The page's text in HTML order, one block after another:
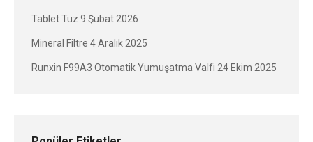
Tablet Tuz 9 Şubat 2026
Mineral Filtre 4 Aralık 2025
Runxin F99A3 Otomatik Yumuşatma Valfi 24 Ekim 2025